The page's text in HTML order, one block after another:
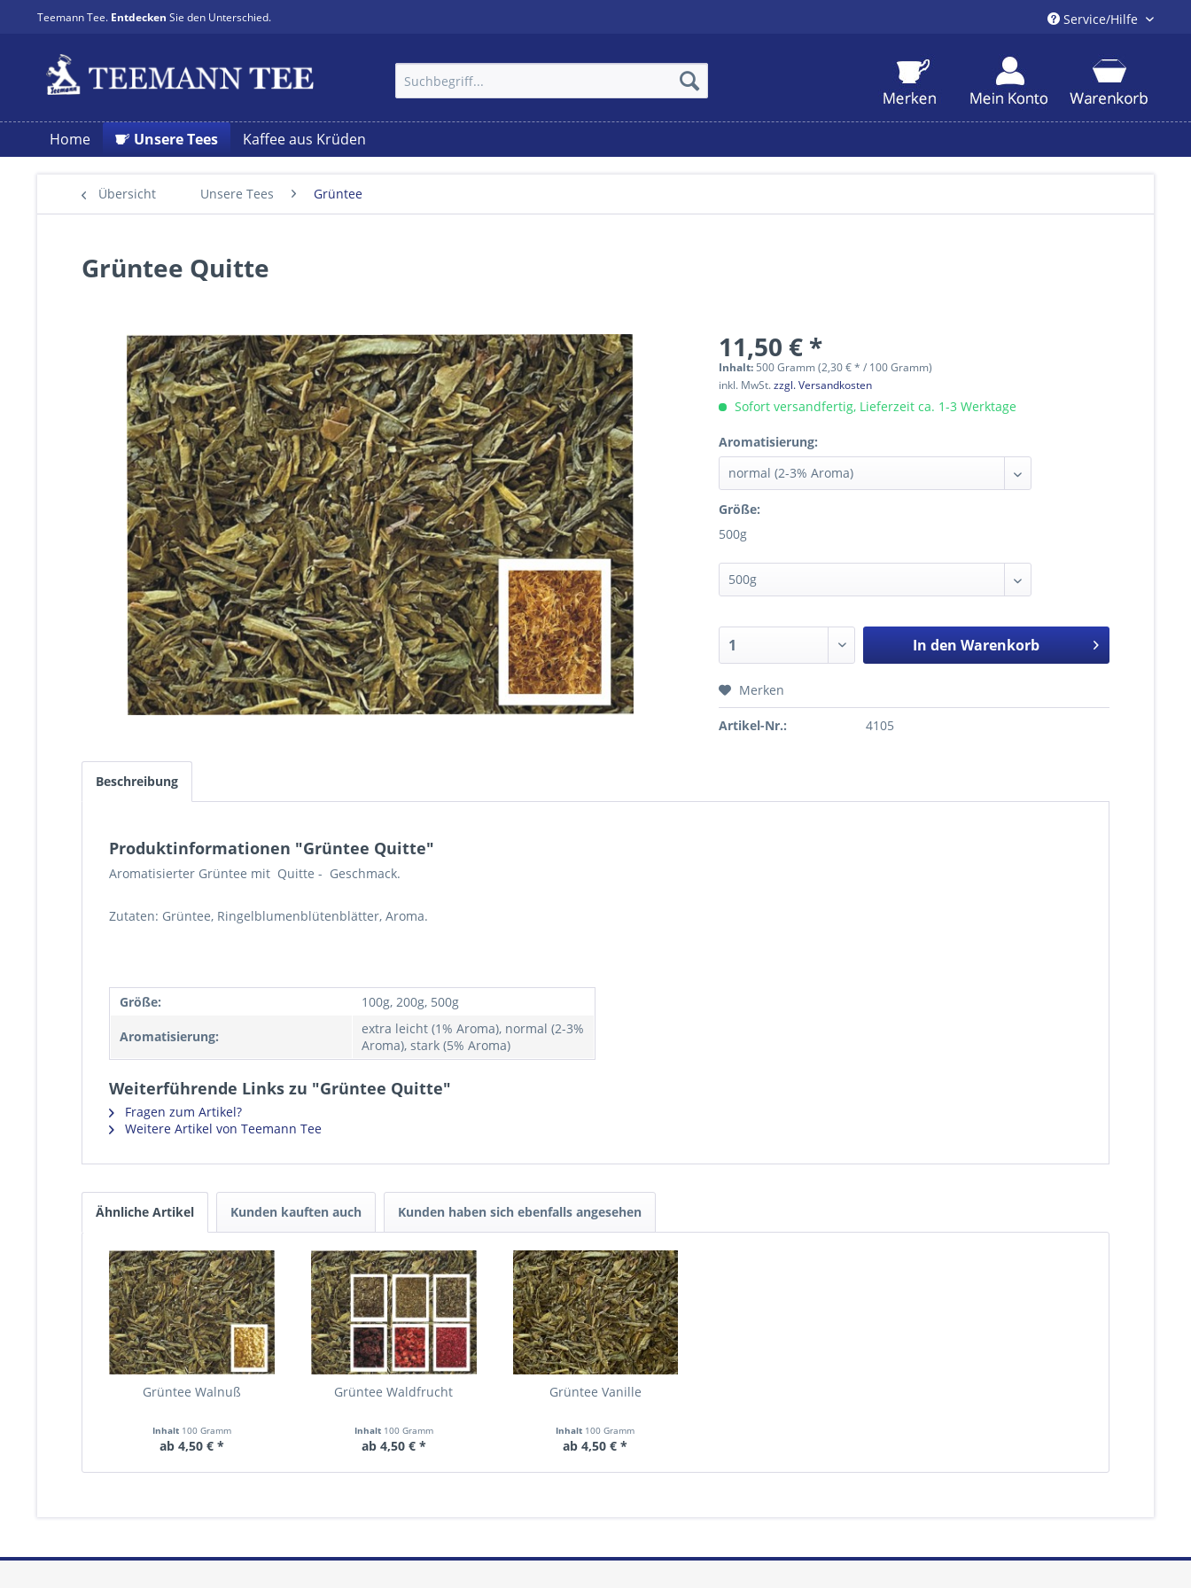
Teemann Tee. Entdecken Sie den Unterschied. Service/Hilfe
Home Unsere Tees Kaffee aus Krüden
Übersicht Unsere Tees Grüntee
Grüntee Quitte
11,50 € *
Inhalt: 500 Gramm (2,30 € * / 100 Gramm)
inkl. MwSt.zzgl. Versandkosten
Sofort versandfertig, Lieferzeit ca. 1-3 Werktage
Aromatisierung:
Größe:
500g
In den Warenkorb
Merken
Artikel-Nr.: 4105
Beschreibung
Produktinformationen "Grüntee Quitte"
Aromatisierter Grüntee mit Quitte - Geschmack.
Zutaten: Grüntee, Ringelblumenblütenblätter, Aroma.
Größe: 100g, 200g, 500g
Aromatisierung:
extra leicht (1% Aroma), normal (2-3%
Aroma), stark (5% Aroma)
Weiterführende Links zu "Grüntee Quitte"
Fragen zum Artikel?
Weitere Artikel von Teemann Tee
Ähnliche Artikel Kunden kauften auch Kunden haben sich ebenfalls angesehen
Grüntee Walnuß
Inhalt 100 Gramm
ab 4,50 € *
Grüntee Waldfrucht
Inhalt 100 Gramm
ab 4,50 € *
Grüntee Vanille
Inhalt 100 Gramm
ab 4,50 € *